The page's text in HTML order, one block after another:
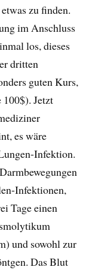
zu finden.
im Anschluss
los, dieses
dritten
guten Kurs,
Jetzt
es wäre
Infektion.
Infektionen,
Tage einen
und sowohl zur
Das Blut